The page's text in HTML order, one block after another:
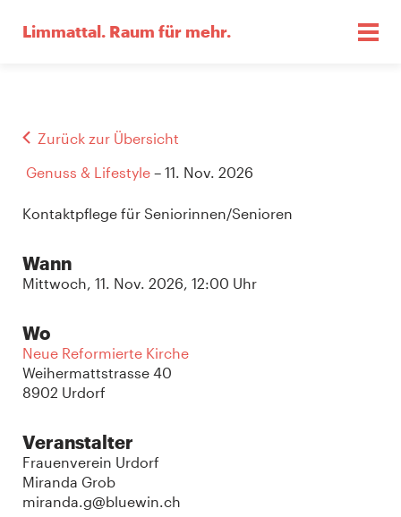
Limmattal. Raum für mehr.
Zurück zur Übersicht
Genuss & Lifestyle – 11. Nov. 2026
Kontaktpflege für Seniorinnen/Senioren
Wann
Mittwoch, 11. Nov. 2026, 12:00 Uhr
Wo
Neue Reformierte Kirche
Weihermattstrasse 40
8902 Urdorf
Veranstalter
Frauenverein Urdorf
Miranda Grob
miranda.g@bluewin.ch